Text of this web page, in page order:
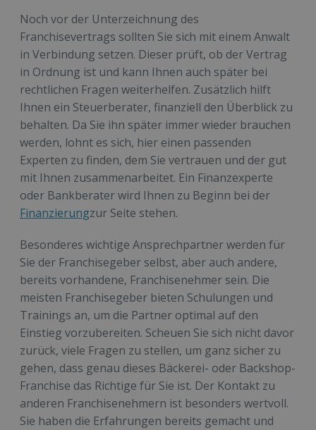
Noch vor der Unterzeichnung des
Franchisevertrags sollten Sie sich mit einem Anwalt
in Verbindung setzen. Dieser prüft, ob der Vertrag
in Ordnung ist und kann Ihnen auch später bei
rechtlichen Fragen weiterhelfen. Zusätzlich hilft
Ihnen ein Steuerberater, finanziell den Überblick zu
behalten. Da Sie ihn später immer wieder brauchen
werden, lohnt es sich, hier einen passenden
Experten zu finden, dem Sie vertrauen und der gut
mit Ihnen zusammenarbeitet. Ein Finanzexperte
oder Bankberater wird Ihnen zu Beginn bei der
Finanzierungzur Seite stehen.
Besonderes wichtige Ansprechpartner werden für
Sie der Franchisegeber selbst, aber auch andere,
bereits vorhandene, Franchisenehmer sein. Die
meisten Franchisegeber bieten Schulungen und
Trainings an, um die Partner optimal auf den
Einstieg vorzubereiten. Scheuen Sie sich nicht davor
zurück, viele Fragen zu stellen, um ganz sicher zu
gehen, dass genau dieses Bäckerei- oder Backshop-
Franchise das Richtige für Sie ist. Der Kontakt zu
anderen Franchisenehmern ist besonders wertvoll.
Sie haben die Erfahrungen bereits gemacht und